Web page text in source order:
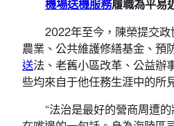
機場送機服務履職為平易
2022年至今，陳榮提交
農業、公共維護修繕基金、預
送法、老舊小區改革、公益辦
些均來自于他任務生涯中的所
“法治是最好的營商周遭